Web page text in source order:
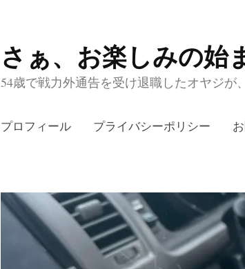
コ
ン
ン
キ
さぁ、お楽しみの始
54歳で戦力外通告を受け退職したオヤジが
プロフィール プライバシーポリシー